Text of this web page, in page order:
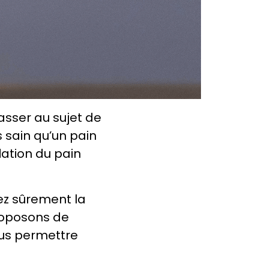
au sujet de
qu’un pain
du pain
sûrement la
de
permettre